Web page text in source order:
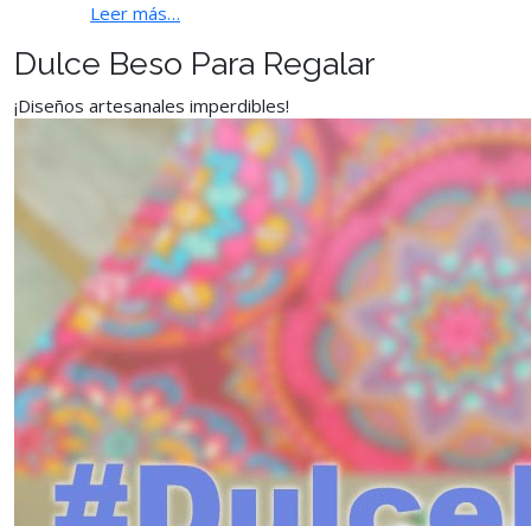
Leer más…
Dulce Beso Para Regalar
¡Diseños artesanales imperdibles!